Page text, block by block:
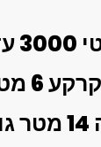
מטר
קומה